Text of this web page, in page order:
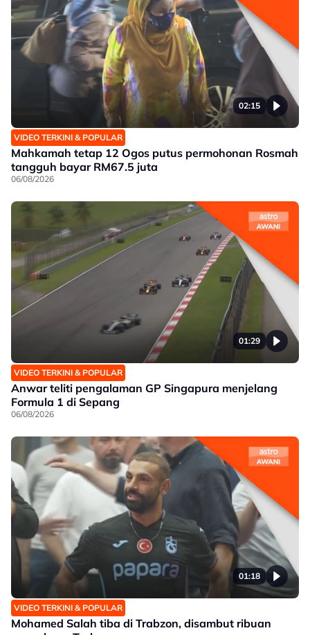
02:15
VIDEO TERKINI & POPULAR
Mahkamah tetap 12 Ogos putus permohonan Rosmah
tangguh bayar RM67.5 juta
06/08/2026
01:29
VIDEO TERKINI & POPULAR
Anwar teliti pengalaman GP Singapura menjelang
Formula 1 di Sepang
06/08/2026
01:18
VIDEO TERKINI & POPULAR
Mohamed Salah tiba di Trabzon, disambut ribuan